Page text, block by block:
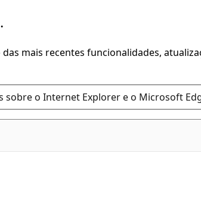
mais recentes funcionalidades,
sobre o Internet Explorer e o Microsoft